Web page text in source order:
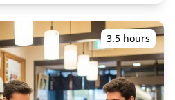
yang terbatas, sehingga
malam yang lebih besar
Namun, Anda dapat
tersembunyi dan bar yang
menikmati malam yang
Dengan akses berjalan
dan Omotesando, Anda
jalan sampingan yang
koktail teh, dan
Omotesando Avenue dan Cat
budaya anak muda dan
artistik ・Tempat berbahasa
◆Termasuk ・
3.5 hours